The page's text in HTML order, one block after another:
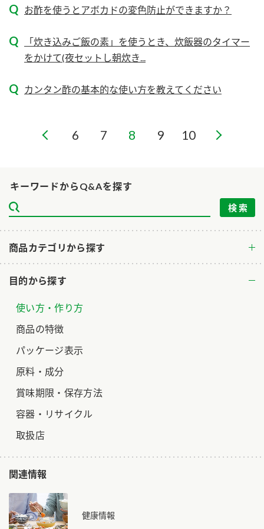
ぽん酢
かおりの蔵
つゆ
三ツ判山吹
スペシャルサイト
すしラボ
ぽん酢サワー
ミツカンのCM
ロングセラー商品 ＋ おすすめレシピ
人気商品 ＋ おすすめレシピ
ミツカンの歴史
おいしさと健康への取り組み
キッザニア東京「ぽん酢工房」
ニュースリリース
お客様の声をいかしました
よくあるご質問
お問い合わせ
地図から取り扱い店舗を探す
キーワードからQ&Aを探す
商品カテゴリから探す
目的から探す
使い方・作り方
商品の特徴
パッケージ表示
原料・成分
賞味期限・保存方法
容器・リサイクル
取扱店
関連情報
健康情報
お酢を使うとアボカドの変色防止ができますか？
「炊き込みご飯の素」を使うとき、炊飯器のタイマー
をかけて(夜セットし朝炊き...
カンタン酢の基本的な使い方を教えてください
6 7 8 9 10